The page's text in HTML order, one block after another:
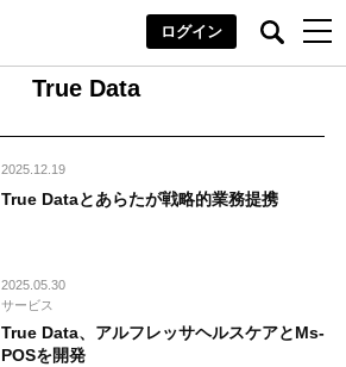
ログイン
True Data
2025.12.19
True Dataとあらたが戦略的業務提携
2025.05.30
サービス
True Data、アルフレッサヘルスケアとMs-
POSを開発